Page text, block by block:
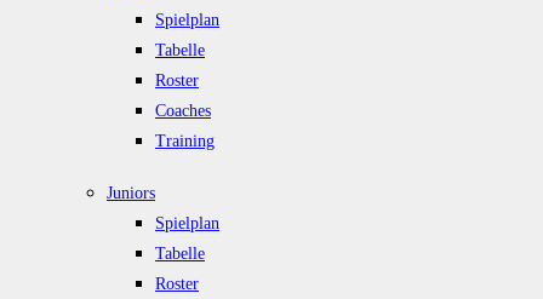
Spielplan
Tabelle
Roster
Coaches
Training
Juniors
Spielplan
Tabelle
Roster